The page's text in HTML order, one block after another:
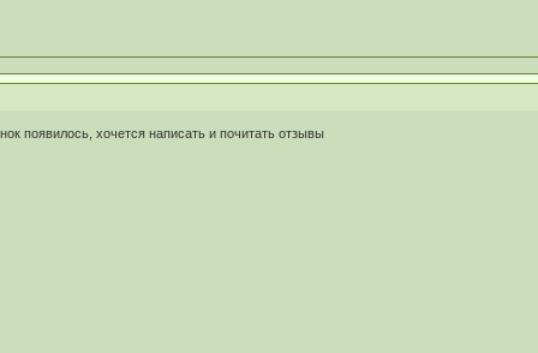
появилось, хочется написать и почитать отзывы